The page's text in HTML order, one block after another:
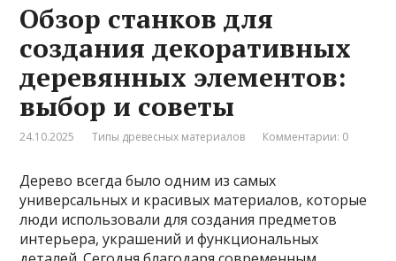
Обзор станков для
создания декоративных
деревянных элементов:
выбор и советы
24.10.2025 Типы древесных материалов Комментарии: 0
Дерево всегда было одним из самых
универсальных и красивых материалов, которые
люди использовали для создания предметов
интерьера, украшений и функциональных